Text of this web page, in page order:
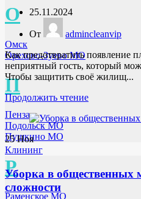
О
Омск
Орехово-Зуево МО
П
Пенза
Подольск МО
Пушкино МО
Р
Раменское МО
25.11.2024
От
admincleanvip
Как предотвратить появление
неприятный гость, который
Чтобы защитить своё жилищ...
Продолжить чтение
25Ноя
Клининг
Уборка в общественных
сложности